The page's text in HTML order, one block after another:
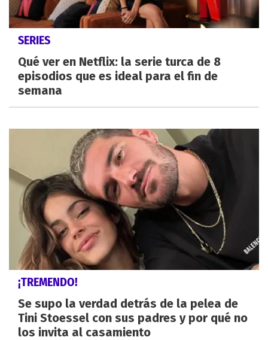
SERIES
Qué ver en Netflix: la serie turca de 8
episodios que es ideal para el fin de
semana
¡TREMENDO!
Se supo la verdad detrás de la pelea de
Tini Stoessel con sus padres y por qué no
los invita al casamiento